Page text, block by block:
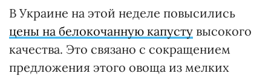
В Украине на этой неделе повысились
цены на белокочанную капусту высокого
качества. Это связано с сокращением
предложения этого овоща из мелких